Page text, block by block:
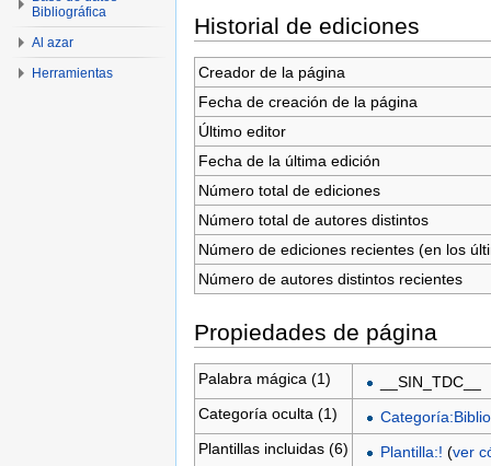
Historial de ediciones
Creador de la página
Fecha de creación de la página
Último editor
Fecha de la última edición
Número total de ediciones
Número total de autores distintos
Número de ediciones recientes (en los
Número de autores distintos recientes
Propiedades de página
Palabra mágica (1)
__SIN_TDC__
Categoría oculta (1)
Plantillas incluidas (6)
Plantilla:! (ver
Bibliográfica
Al azar
Herramientas